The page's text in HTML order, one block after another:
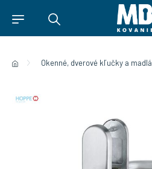
Okenné, dverové kľučky a madlá